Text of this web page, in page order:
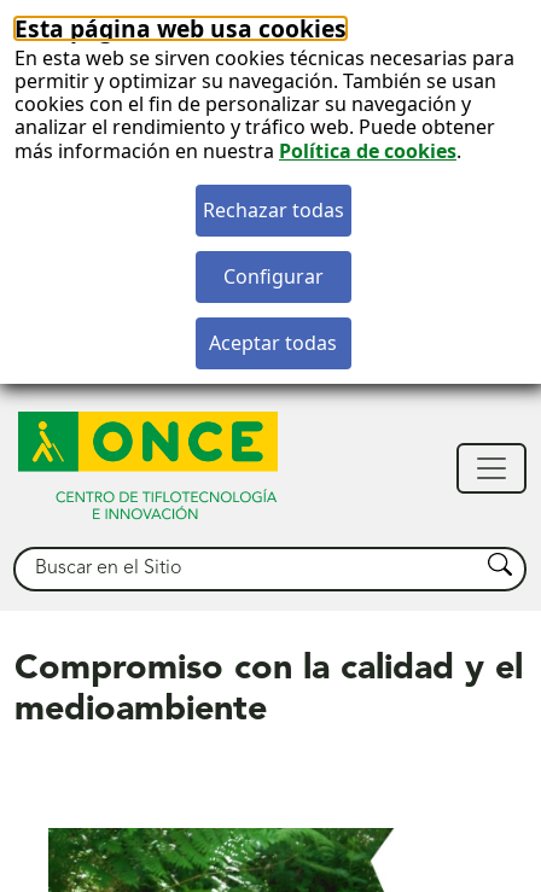
Esta página web usa cookies
En esta web se sirven cookies técnicas necesarias para
permitir y optimizar su navegación. También se usan
cookies con el fin de personalizar su navegación y
analizar el rendimiento y tráfico web. Puede obtener
más información en nuestra Política de cookies.
Buscar Buscar
Compromiso con la calidad y el
medioambiente